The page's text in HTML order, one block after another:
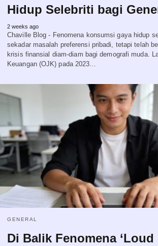
Hidup Selebriti bagi
2 weeks ago
Chaville Blog - Fenomena konsumsi gaya hidup
sekadar masalah preferensi pribadi, tetapi telah
krisis finansial diam-diam bagi demografi muda.
Keuangan (OJK) pada 2023…
GENERAL
Di Balik Fenomena ‘Loud